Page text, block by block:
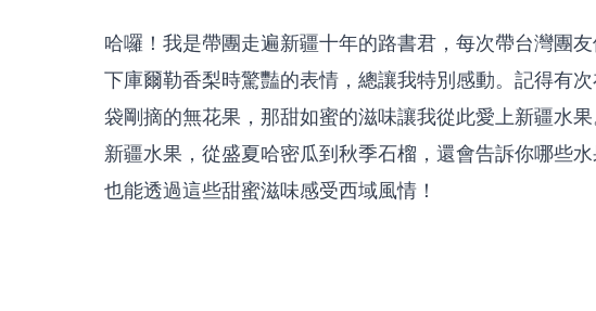
哈囉！我是帶團走遍新疆十年的路書君，每次帶台灣團
下庫爾勒香梨時驚豔的表情，總讓我特別感動。記得有
袋剛摘的無花果，那甜如蜜的滋味讓我從此愛上新疆水
新疆水果，從盛夏哈密瓜到秋季石榴，還會告訴你哪些
也能透過這些甜蜜滋味感受西域風情！